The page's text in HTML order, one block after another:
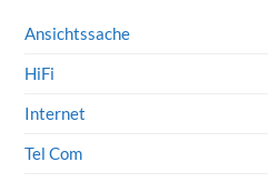
Ansichtssache
HiFi
Internet
Tel Com